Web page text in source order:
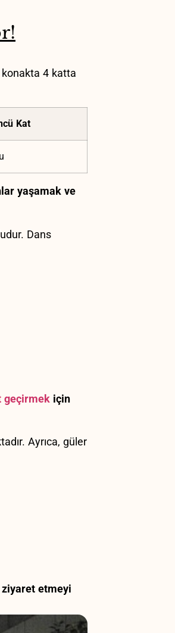
⁢konakta 4 katta‌
Kat
yaşamak ve‍
Dans
geçirmek için
​Ayrıca, güler
etmeyi